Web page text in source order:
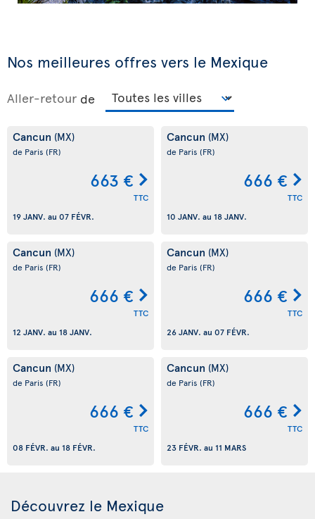
Nos meilleures offres vers le Mexique
Aller-retour de
Cancun (MX)
de Paris (FR)
663 €
TTC
19 JANV. au 07 FÉVR.
Cancun (MX)
de Paris (FR)
666 €
TTC
10 JANV. au 18 JANV.
Cancun (MX)
de Paris (FR)
666 €
TTC
12 JANV. au 18 JANV.
Cancun (MX)
de Paris (FR)
666 €
TTC
26 JANV. au 07 FÉVR.
Cancun (MX)
de Paris (FR)
666 €
TTC
08 FÉVR. au 18 FÉVR.
Cancun (MX)
de Paris (FR)
666 €
TTC
23 FÉVR. au 11 MARS
Découvrez le Mexique